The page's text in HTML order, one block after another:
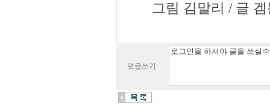
그림 김말리 / 글 겜
덧글쓰기